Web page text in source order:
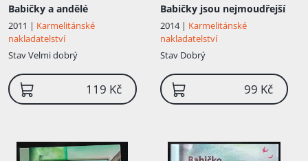
Babičky a andělé
2011 | Karmelitánské
nakladatelství
StavVelmi dobrý
119 Kč
Babičky jsou nejmoudřejší
2014 | Karmelitánské
nakladatelství
Stav Dobrý
99 Kč